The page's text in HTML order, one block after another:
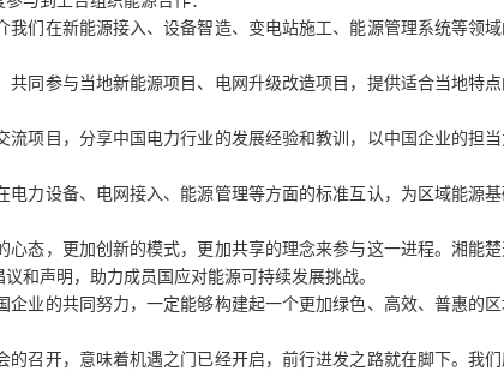
们在新能源接入、设备智造、变电站施工、能源管理系统等领
同参与当地新能源项目、电网升级改造项目，提供适合当地特点
项目，分享中国电力行业的发展经验和教训，以中国企业的担
力设备、电网接入、能源管理等方面的标准互认，为区域能源
态，更加创新的模式，更加共享的理念来参与这一进程。湘能
和声明，助力成员国应对能源可持续发展挑战。
业的共同努力，一定能够构建起一个更加绿色、高效、普惠的
召开，意味着机遇之门已经开启，前行进发之路就在脚下。我